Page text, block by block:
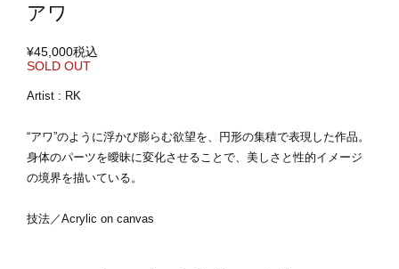
アワ
¥45,000税込
SOLD OUT
Artist : RK
“アワ”のように浮かび膨らむ欲望を、円形の集積で表現した作品。
身体のパーツを曖昧に変化させることで、美しさと性的イメージ
の境界を描いている。
技法／Acrylic on canvas